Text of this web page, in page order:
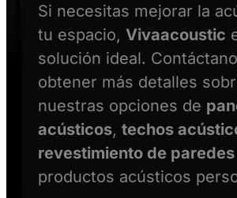
Si necesitas mejorar la
tu espacio, Vivaacoustic
solución ideal.
obtener más detalles
nuestras opciones de
acústicos, techos
revestimiento de paredes
productos acústicos